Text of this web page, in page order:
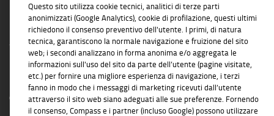
INFORMAZIONI TRASPARENTI
Compass Banca S.p.A., Banca del Gruppo Monte dei Paschi di Siena; P.I. Gruppo IVA
Mediobanca: 10536040966 - Tutti i diritti riservati -Dati Societari- Messaggio
Questo sito utilizza cookie tecnici, analitici di terze parti
anonimizzati (Google Analytics), cookie di profilazione, questi ultimi
richiedono il consenso preventivo dell'utente. I primi, di natura
tecnica, garantiscono la normale navigazione e fruizione del sito
web; i secondi analizzano in forma anonima e/o aggregata le
informazioni sull'uso del sito da parte dell’utente (pagine visitate,
etc.) per fornire una migliore esperienza di navigazione, i terzi
fanno in modo che i messaggi di marketing ricevuti dall’utente
attraverso il sito web siano adeguati alle sue preferenze. Fornendo
il consenso, Compass e i partner (incluso Google) possono utilizzare